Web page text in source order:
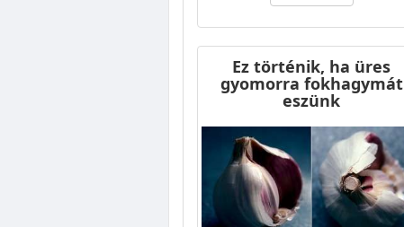
Ez történik, ha üres
gyomorra fokhagymát
eszünk